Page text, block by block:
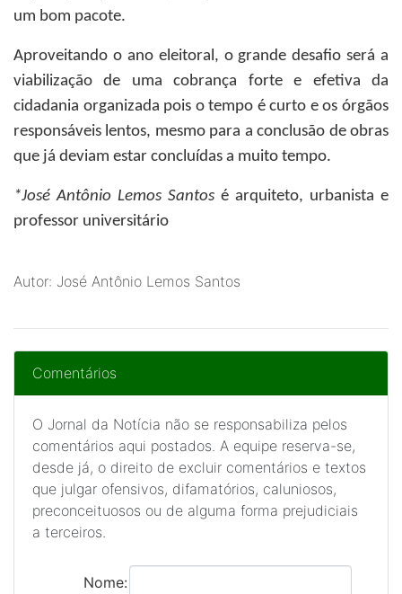
um bom pacote.
Aproveitando o ano eleitoral, o grande desafio será a
viabilização de uma cobrança forte e efetiva da
cidadania organizada pois o tempo é curto e os órgãos
responsáveis lentos, mesmo para a conclusão de obras
que já deviam estar concluídas a muito tempo.
*José Antônio Lemos Santos é arquiteto, urbanista e
professor universitário
Autor: José Antônio Lemos Santos
Comentários
O Jornal da Notícia não se responsabiliza pelos
comentários aqui postados. A equipe reserva-se,
desde já, o direito de excluir comentários e textos
que julgar ofensivos, difamatórios, caluniosos,
preconceituosos ou de alguma forma prejudiciais
a terceiros.
Nome: